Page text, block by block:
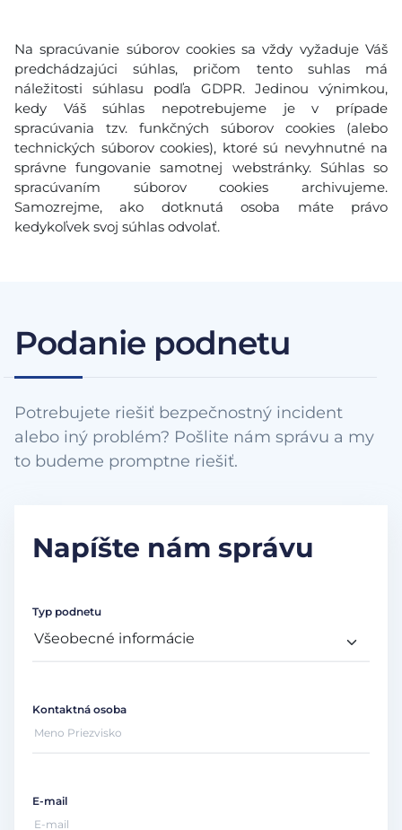
Na spracúvanie súborov cookies sa vždy vyžaduje Váš
predchádzajúci súhlas, pričom tento suhlas má
náležitosti súhlasu podľa GDPR. Jedinou výnimkou,
kedy Váš súhlas nepotrebujeme je v prípade
spracúvania tzv. funkčných súborov cookies (alebo
technických súborov cookies), ktoré sú nevyhnutné na
správne fungovanie samotnej webstránky. Súhlas so
spracúvaním súborov cookies archivujeme.
Samozrejme, ako dotknutá osoba máte právo
kedykoľvek svoj súhlas odvolať.
Podanie podnetu
Potrebujete riešiť bezpečnostný incident
alebo iný problém? Pošlite nám správu a my
to budeme promptne riešiť.
Napíšte nám správu
Typ podnetu
Kontaktná osoba
E-mail